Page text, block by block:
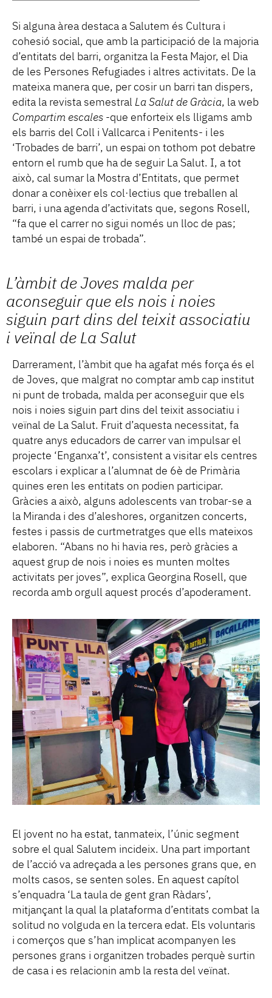
Si alguna àrea destaca a Salutem és Cultura i
cohesió social, que amb la participació de la majoria
d’entitats del barri, organitza la Festa Major, el Dia
de les Persones Refugiades i altres activitats. De la
mateixa manera que, per cosir un barri tan dispers,
edita la revista semestral La Salut de Gràcia, la web
Compartim escales -que enforteix els lligams amb
els barris del Coll i Vallcarca i Penitents- i les
‘Trobades de barri’, un espai on tothom pot debatre
entorn el rumb que ha de seguir La Salut. I, a tot
això, cal sumar la Mostra d’Entitats, que permet
donar a conèixer els col·lectius que treballen al
barri, i una agenda d’activitats que, segons Rosell,
“fa que el carrer no sigui només un lloc de pas;
també un espai de trobada”.
L’àmbit de Joves malda per
aconseguir que els nois i noies
siguin part dins del teixit associatiu
i veïnal de La Salut
Darrerament, l’àmbit que ha agafat més força és el
de Joves, que malgrat no comptar amb cap institut
ni punt de trobada, malda per aconseguir que els
nois i noies siguin part dins del teixit associatiu i
veïnal de La Salut. Fruit d’aquesta necessitat, fa
quatre anys educadors de carrer van impulsar el
projecte ‘Enganxa’t’, consistent a visitar els centres
escolars i explicar a l’alumnat de 6è de Primària
quines eren les entitats on podien participar.
Gràcies a això, alguns adolescents van trobar-se a
la Miranda i des d’aleshores, organitzen concerts,
festes i passis de curtmetratges que ells mateixos
elaboren. “Abans no hi havia res, però gràcies a
aquest grup de nois i noies es munten moltes
activitats per joves”, explica Georgina Rosell, que
recorda amb orgull aquest procés d’apoderament.
El jovent no ha estat, tanmateix, l’únic segment
sobre el qual Salutem incideix. Una part important
de l’acció va adreçada a les persones grans que, en
molts casos, se senten soles. En aquest capítol
s’enquadra ‘La taula de gent gran Ràdars’,
mitjançant la qual la plataforma d’entitats combat la
solitud no volguda en la tercera edat. Els voluntaris
i comerços que s’han implicat acompanyen les
persones grans i organitzen trobades perquè surtin
de casa i es relacionin amb la resta del veïnat.